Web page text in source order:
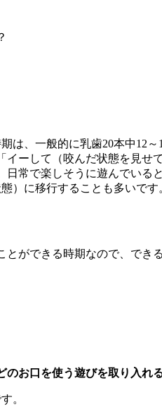
、一般的に乳歯20本中12
ーして（咬んだ状態を見せ
常で楽しそうに遊んでいる
）に移行することも多いです
ができる時期なので、でき
お口を使う遊びを取り入れる
。